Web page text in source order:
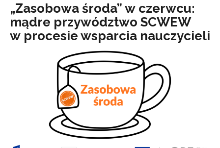
„Zasobowa środa” w czerwcu:
mądre przywództwo SCWEW
w procesie wsparcia nauczycieli